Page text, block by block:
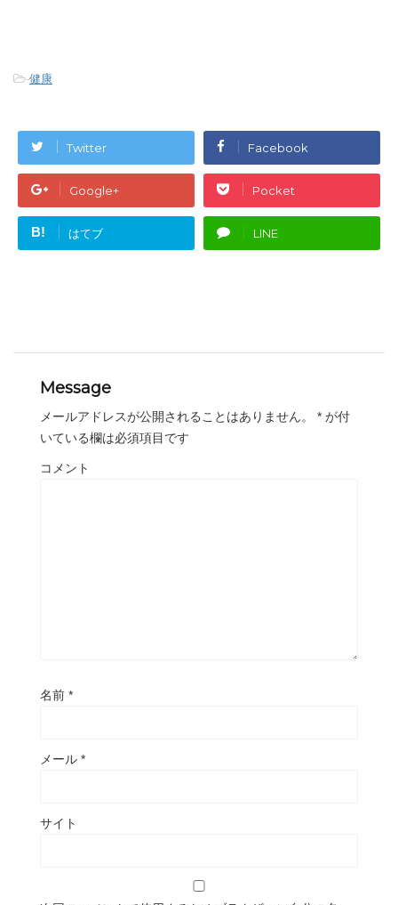
-健康
Twitter Facebook
Google+ Pocket
B! はてブ LINE
Message
メールアドレスが公開されることはありません。 * が付
いている欄は必須項目です
コメント
名前 *
メール *
サイト